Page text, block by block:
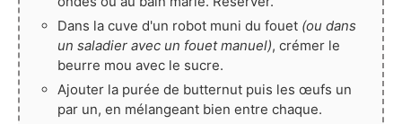
Dans la cuve d'un robot muni du fouet (ou dans
un saladier avec un fouet manuel), crémer le
beurre mou avec le sucre.
Ajouter la purée de butternut puis les œufs un
par un, en mélangeant bien entre chaque.